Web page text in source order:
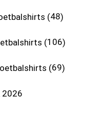
48
106
69
2026